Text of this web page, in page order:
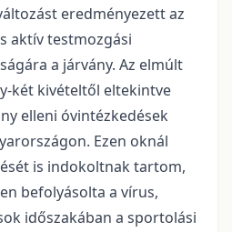
eredményezett az
aktív testmozgási
a járvány. Az elmúlt
két kivételtől eltekintve
elleni óvintézkedések
Ezen oknál
is indokoltnak tartom,
befolyásolta a vírus,
időszakában a sportolási